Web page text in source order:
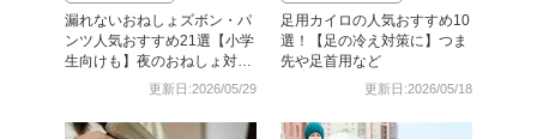
漏れないおねしょズボン・パ
ンツ人気おすすめ21選【小学
生向けも】夜のおねしょ対策
更新日:2026/05/29
足用カイロの人気おすすめ10
選！【足の冷え対策に】つま
先や足首用など
更新日:2026/05/18